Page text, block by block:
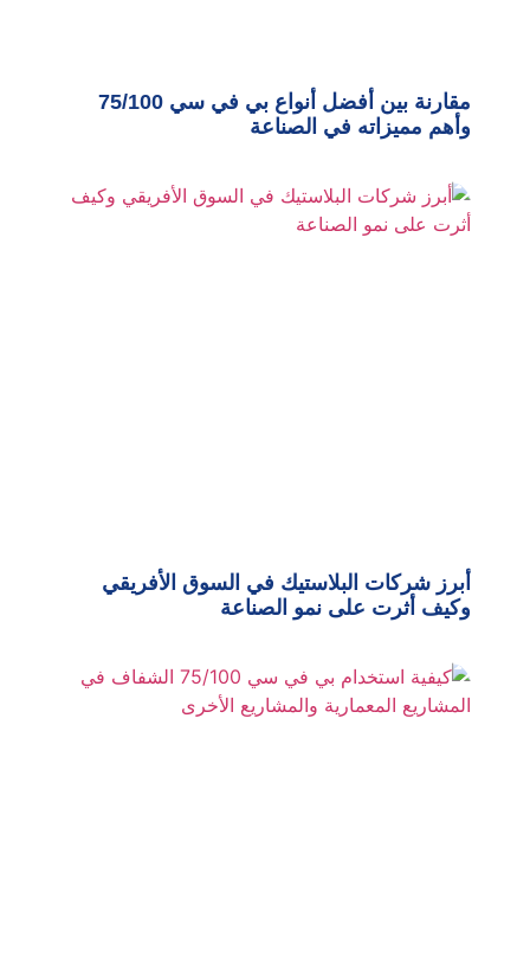
مقارنة بين أفضل أنواع بي في سي 75/100
وأهم مميزاته في الصناعة
أبرز شركات البلاستيك في السوق الأفريقي
وكيف أثرت على نمو الصناعة